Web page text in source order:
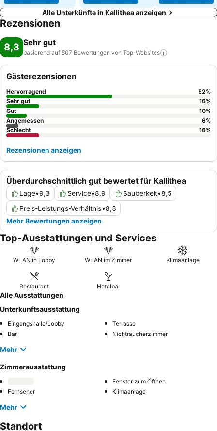
Alle Unterkünfte in Kallithea anzeigen
Rezensionen
8,3 Sehr gut
basierend auf 507 Bewertungen von Top-Websites
Überdurchschnittlich gut bewertet für Kallithea
Lage•9,3 Service•8,9 Sauberkeit•8,5
Preis-Leistungs-Verhältnis•8,3
Mehr Bewertungen anzeigen
Gästerezensionen
Hervorragend 52%
Sehr gut
16%
Gut
10%
Angemessen
6%
Schlecht
16%
Rezensionen anzeigen
Top-Ausstattungen und Services
WLAN in Lobby WLAN im Zimmer Klimaanlage
Restaurant Hotelbar
Alle Ausstattungen
Unterkunftsausstattung
Eingangshalle/Lobby
Terrasse
Bar
Nichtraucherzimmer
Mehr
Zimmerausstattung
Fenster zum Öffnen
Fernseher
Klimaanlage
Mehr
Standort